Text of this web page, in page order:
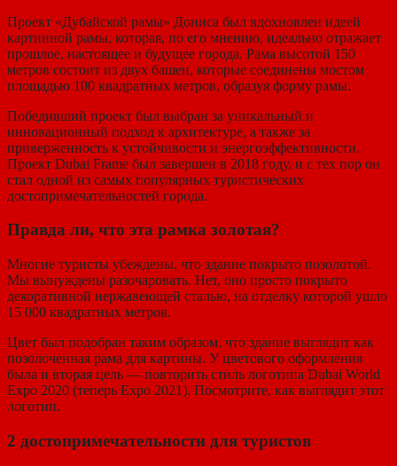
Проект «Дубайской рамы» Дониса был вдохновлен идеей
картинной рамы, которая, по его мнению, идеально отражает
прошлое, настоящее и будущее города. Рама высотой 150
метров состоит из двух башен, которые соединены мостом
площадью 100 квадратных метров, образуя форму рамы.
Победивший проект был выбран за уникальный и
инновационный подход к архитектуре, а также за
приверженность к устойчивости и энергоэффективности.
Проект Dubai Frame был завершен в 2018 году, и с тех пор он
стал одной из самых популярных туристических
достопримечательностей города.
Правда ли, что эта рамка золотая?
Многие туристы убеждены, что здание покрыто позолотой.
Мы вынуждены разочаровать. Нет, оно просто покрыто
декоративной нержавеющей сталью, на отделку которой ушло
15 000 квадратных метров.
Цвет был подобран таким образом, что здание выглядит как
позолоченная рама для картины. У цветового оформления
была и вторая цель — повторить стиль логотипа Dubai World
Expo 2020 (теперь Expo 2021). Посмотрите, как выглядит этот
логотип.
2 достопримечательности для туристов